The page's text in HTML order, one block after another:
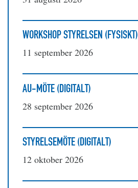
WORKSHOP STYRELSEN (FYSISKT)
11 september 2026
AU-MÖTE (DIGITALT)
28 september 2026
STYRELSEMÖTE (DIGITALT)
12 oktober 2026